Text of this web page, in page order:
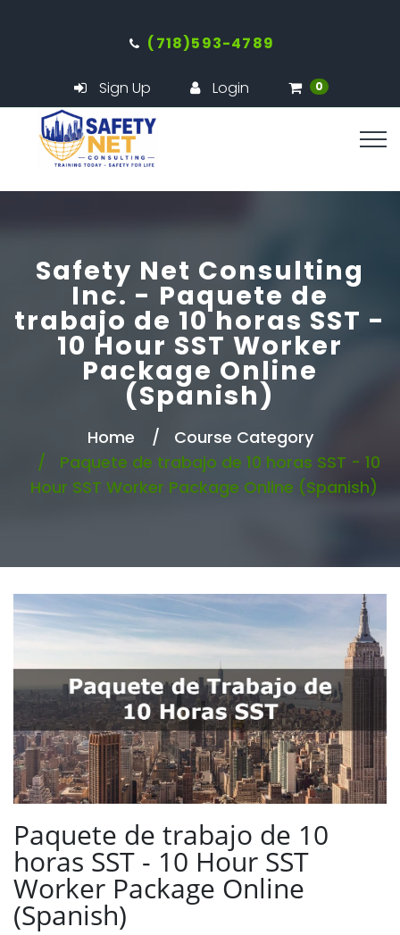
(718)593-4789
Sign Up Login 0
Safety Net Consulting
Inc. - Paquete de
trabajo de 10 horas SST -
10 Hour SST Worker
Package Online
(Spanish)
Home
Course Category
Paquete de trabajo de 10 horas SST - 10
Hour SST Worker Package Online (Spanish)
Paquete de trabajo de 10
horas SST - 10 Hour SST
Worker Package Online
(Spanish)